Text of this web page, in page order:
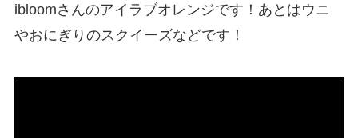
ibloomさんのアイラブオレンジです！あとはウニ
やおにぎりのスクイーズなどです！